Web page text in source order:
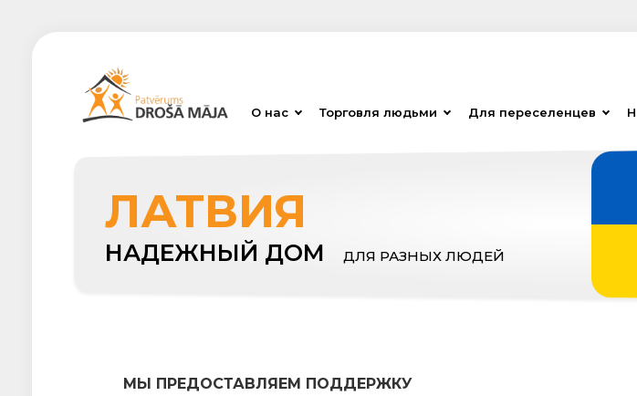
О нас Торговля людьми Для переселенцев
ЛАТВИЯ
НАДЕЖНЫЙ ДОМ ДЛЯ РАЗНЫХ ЛЮДЕЙ
МЫ ПРЕДОСТАВЛЯЕМ ПОДДЕРЖКУ